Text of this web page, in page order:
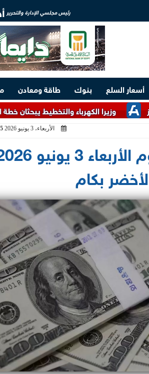
رئيس مجلسي الإدارة والتحرير
أسعار السلع بنوك طاقة ومعادن
الكهرباء والتخطيط يبحثان خطة
الأربعاء، 3 يونيو 2026
ارتفاع سعر الدولار اليوم الأربعاء
بكام